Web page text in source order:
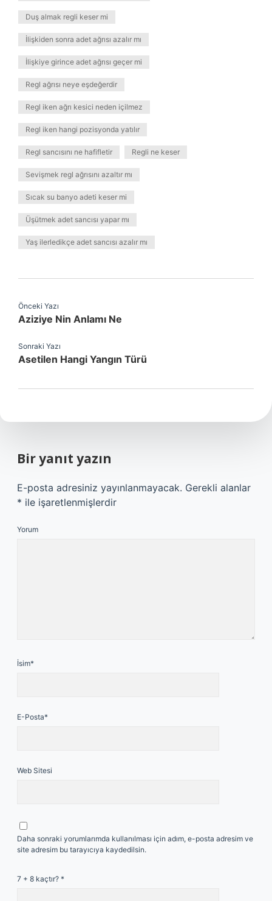
Duş almak regli keser mi
İlişkiden sonra adet ağrısı azalır mı
İlişkiye girince adet ağrısı geçer mi
Regl ağrısı neye eşdeğerdir
Regl iken ağrı kesici neden içilmez
Regl iken hangi pozisyonda yatılır
Regl sancısını ne hafifletir Regli ne keser
Sevişmek regl ağrısını azaltır mı
Sıcak su banyo adeti keser mi
Üşütmek adet sancısı yapar mı
Yaş ilerledikçe adet sancısı azalır mı
Önceki Yazı
Aziziye Nin Anlamı Ne
Sonraki Yazı
Asetilen Hangi Yangın Türü
Bir yanıt yazın
E-posta adresiniz yayınlanmayacak. Gerekli alanlar
* ile işaretlenmişlerdir
Yorum
İsim*
E-Posta*
Web Sitesi
Daha sonraki yorumlarımda kullanılması için adım, e-posta adresim ve
site adresim bu tarayıcıya kaydedilsin.
7 + 8 kaçtır? *